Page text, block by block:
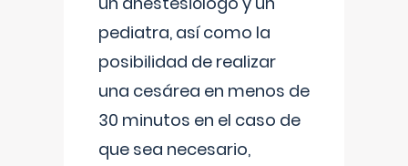
pediatra, así como la
posibilidad de realizar
una cesárea en menos de
30 minutos en el caso de
que sea necesario,